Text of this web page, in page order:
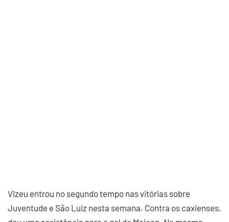
Vizeu entrou no segundo tempo nas vitórias sobre
Juventude e São Luiz nesta semana. Contra os caxienses,